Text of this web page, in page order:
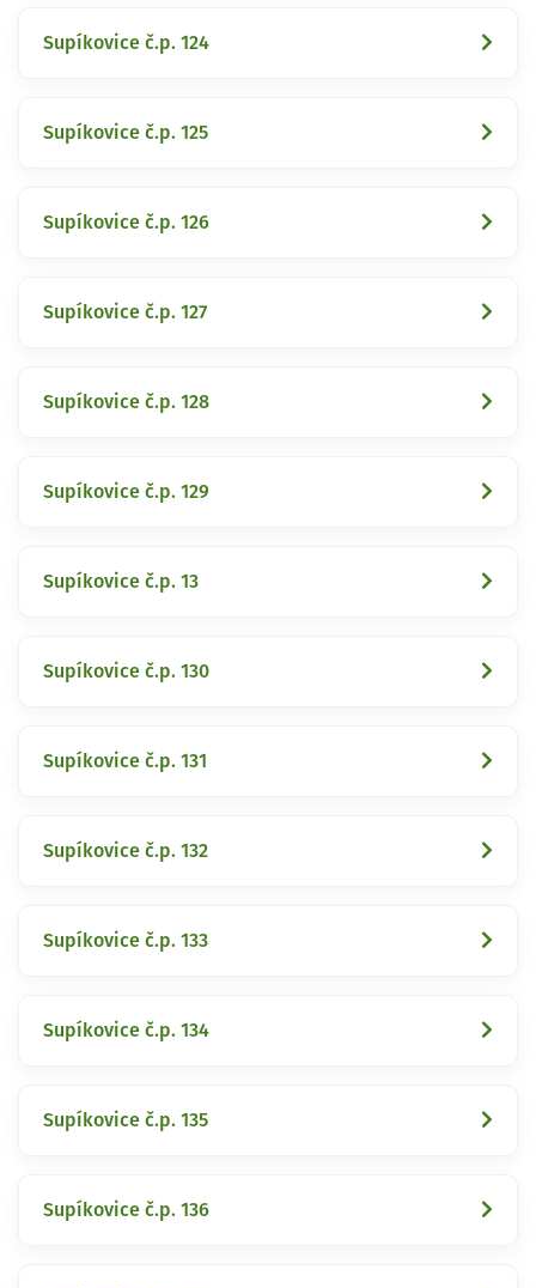
Supíkovice č.p. 124
Supíkovice č.p. 125
Supíkovice č.p. 126
Supíkovice č.p. 127
Supíkovice č.p. 128
Supíkovice č.p. 129
Supíkovice č.p. 13
Supíkovice č.p. 130
Supíkovice č.p. 131
Supíkovice č.p. 132
Supíkovice č.p. 133
Supíkovice č.p. 134
Supíkovice č.p. 135
Supíkovice č.p. 136